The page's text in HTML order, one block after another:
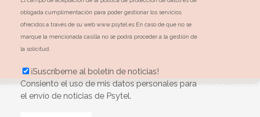
obligada cumplimentación para poder gestionar los servicios
ofrecidos a través de su web www.psytel.es En caso de que no se
marque la mencionada casilla no se podrá proceder a la gestión de
la solicitud.
¡Suscríbeme al boletín de noticias!
Consiento el uso de mis datos personales para
el envío de noticias de Psytel.